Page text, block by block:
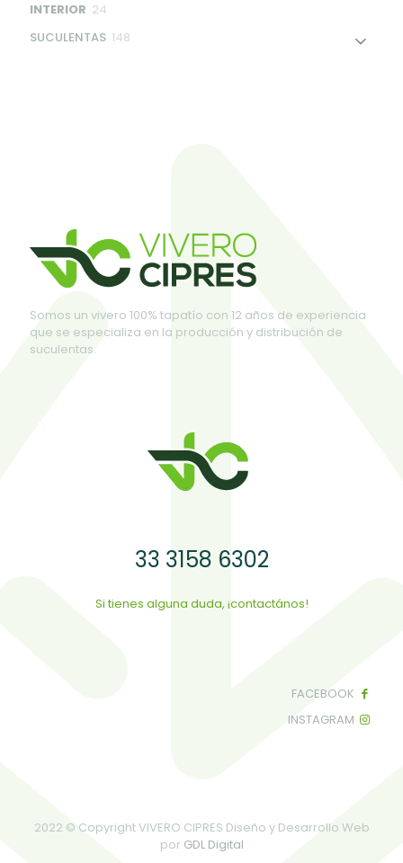
INTERIOR 24
SUCULENTAS 148
Somos un vivero 100% tapatío con 12 años de experiencia
que se especializa en la producción y distribución de
suculentas.
33 3158 6302
Si tienes alguna duda, ¡contactános!
FACEBOOK
INSTAGRAM
2022 © Copyright VIVERO CIPRES Diseño y Desarrollo Web
por GDL Digital